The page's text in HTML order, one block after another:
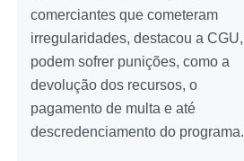
comerciantes que cometeram
irregularidades, destacou a CGU,
podem sofrer punições, como a
devolução dos recursos, o
pagamento de multa e até
descredenciamento do programa.